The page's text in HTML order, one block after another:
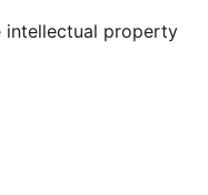
intellectual property